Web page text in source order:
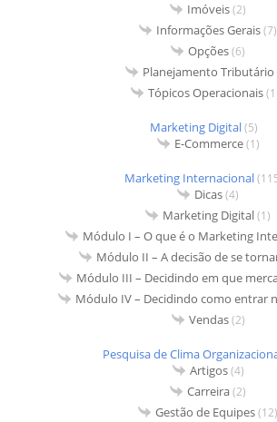
Imóveis(2)
Informações Gerais(7)
Opções(6)
Planejamento Tributário
Tópicos Operacionais
Marketing Digital(5)
E-Commerce(1)
Marketing Internacional
Dicas(4)
Marketing Digital(1)
Módulo I – O que é o Marketing
Módulo II – A decisão de se
Módulo III – Decidindo em que
Módulo IV – Decidindo como entrar
Vendas(2)
Pesquisa de Clima
Artigos(4)
Carreira(2)
Gestão de Equipes(12)